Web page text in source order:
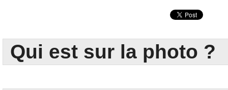
Qui est sur la photo ?